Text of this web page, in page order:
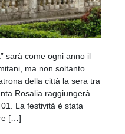
sarà come ogni anno il
ma non soltanto
della città la sera tra
Rosalia raggiungerà
La festività è stata
[…]